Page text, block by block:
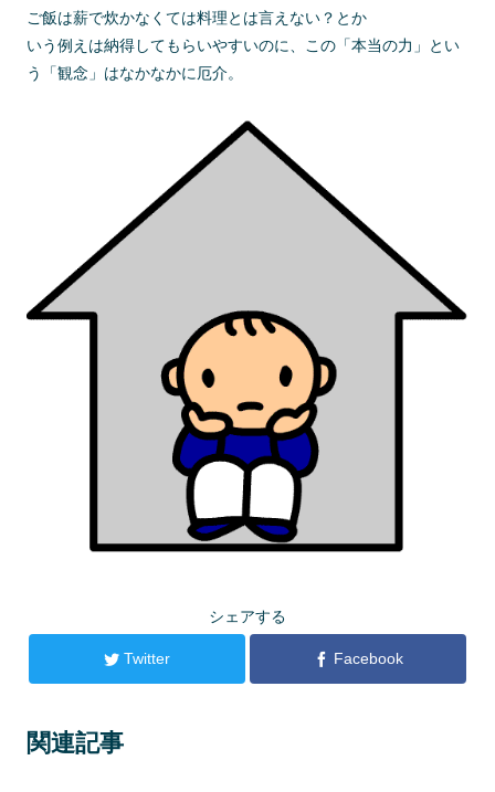
ご飯は薪で炊かなくては料理とは言えない？とか
いう例えは納得してもらいやすいのに、この「本当の力」とい
う「観念」はなかなかに厄介。
シェアする
Twitter Facebook
関連記事